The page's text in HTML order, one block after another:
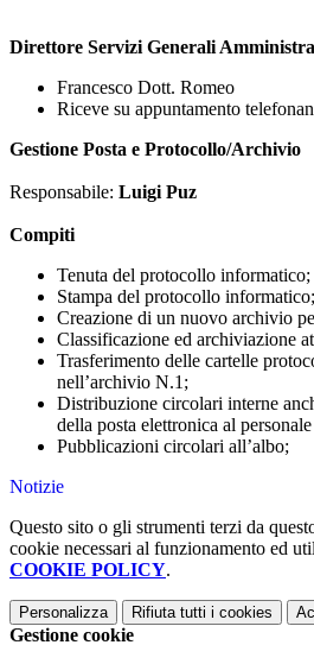
Direttore Servizi Generali
Francesco Dott. Romeo
Riceve su appuntamento
Gestione Posta e Protocollo/Archivio
Responsabile: Luigi Puz
Compiti
Tenuta del protocollo informatico;
Stampa del protocollo informatico;
Creazione di un nuovo archivio
Classificazione ed archiviazione
Trasferimento delle cartelle
nell’archivio N.1;
Distribuzione circolari interne
della posta elettronica al
Pubblicazioni circolari all’albo;
Notizie
Questo sito o gli strumenti terzi da
cookie necessari al funzionamento ed
COOKIE POLICY.
Personalizza Rifiuta tutti i cookies
Gestione cookie